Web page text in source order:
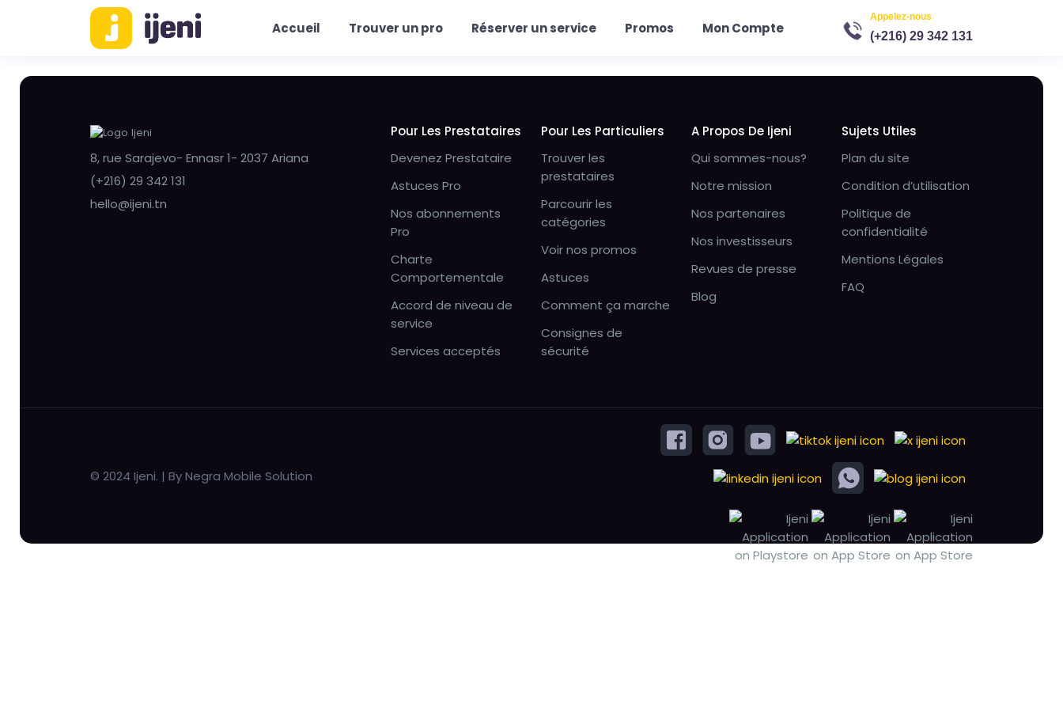
Accueil Trouver un pro Réserver un service Promos Mon Compte
Appelez-nous
(+216) 29 342 131
8, rue Sarajevo- Ennasr 1- 2037 Ariana
(+216) 29 342 131
hello@ijeni.tn
Pour Les Prestataires
Devenez Prestataire
Astuces Pro
Nos abonnements
Pro
Charte
Comportementale
Accord de niveau de
service
Services acceptés
Pour Les Particuliers
Trouver les
prestataires
Parcourir les
catégories
Voir nos promos
Astuces
Comment ça marche
Consignes de
sécurité
A Propos De Ijeni
Qui sommes-nous?
Notre mission
Nos partenaires
Nos investisseurs
Revues de presse
Blog
Sujets Utiles
Plan du site
Condition d’utilisation
Politique de
confidentialité
Mentions Légales
FAQ
© 2024 Ijeni. | By Negra Mobile Solution